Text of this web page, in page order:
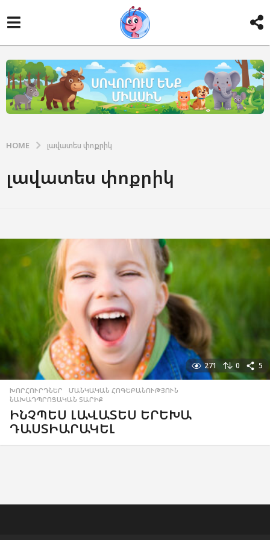
HOME լավատես փոքրիկ
լավատես փոքրիկ
271 0 5
ԽՈՐՀՈՒՐԴՆԵՐ ,ՄԱՆԿԱԿԱՆ ՀՈԳԵԲԱՆՈՒԹՅՈՒՆ
ՆԱԽԱԴՊՐՈՑԱԿԱՆ ՏԱՐԻՔ
ԻՆՉՊԵՍ ԼԱՎԱՏԵՍ ԵՐԵԽԱ
ԴԱՍՏԻԱՐԱԿԵԼ